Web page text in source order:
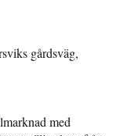
gårdsväg,
med